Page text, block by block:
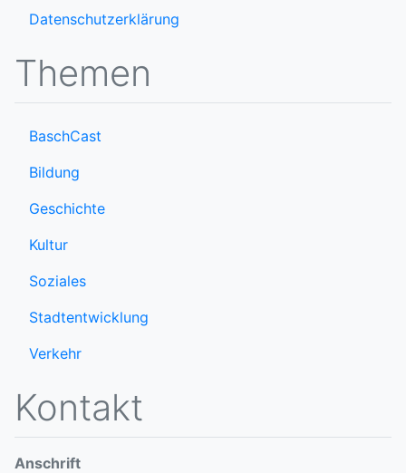
Datenschutzerklärung
Themen
BaschCast
Bildung
Geschichte
Kultur
Soziales
Stadtentwicklung
Verkehr
Kontakt
Anschrift